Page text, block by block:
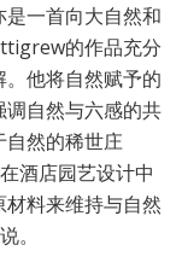
是一首向大自然和
的作品充分
他将自然赋予的
调自然与六感的共
自然的稀世庄
酒店园艺设计中
料来维持与自然
。